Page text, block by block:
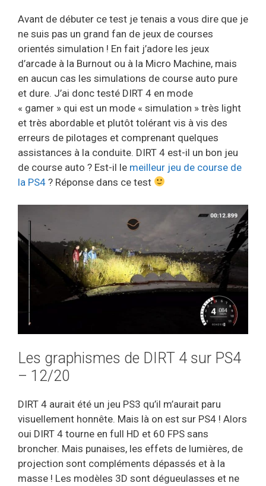
Avant de débuter ce test je tenais a vous dire que je
ne suis pas un grand fan de jeux de courses
orientés simulation ! En fait j’adore les jeux
d’arcade à la Burnout ou à la Micro Machine, mais
en aucun cas les simulations de course auto pure
et dure. J’ai donc testé DIRT 4 en mode
« gamer » qui est un mode « simulation » très light
et très abordable et plutôt tolérant vis à vis des
erreurs de pilotages et comprenant quelques
assistances à la conduite. DIRT 4 est-il un bon jeu
de course auto ? Est-il le meilleur jeu de course de
la PS4 ? Réponse dans ce test
Les graphismes de DIRT 4 sur PS4
– 12/20
DIRT 4 aurait été un jeu PS3 qu’il m’aurait paru
visuellement honnête. Mais là on est sur PS4 ! Alors
oui DIRT 4 tourne en full HD et 60 FPS sans
broncher. Mais punaises, les effets de lumières, de
projection sont compléments dépassés et à la
masse ! Les modèles 3D sont dégueulasses et ne